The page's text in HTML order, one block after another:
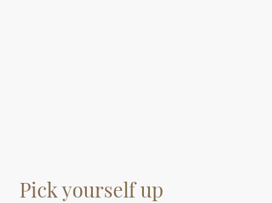
Pick yourself up